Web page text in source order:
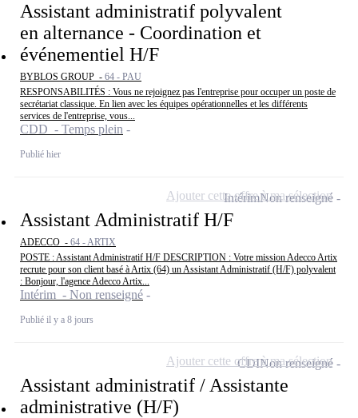
Assistant administratif polyvalent
en alternance - Coordination et
événementiel H/F
BYBLOS GROUP - 64 - PAU
RESPONSABILITÉS : Vous ne rejoignez pas l'entreprise pour occuper un poste de
secrétariat classique. En lien avec les équipes opérationnelles et les différents
services de l'entreprise, vous...
CDD - Temps plein
Publié hier
Assistant Administratif H/F
ADECCO - 64 - ARTIX
POSTE : Assistant Administratif H/F DESCRIPTION : Votre mission Adecco Artix
recrute pour son client basé à Artix (64) un Assistant Administratif (H/F) polyvalent
: Bonjour, l'agence Adecco Artix...
Intérim - Non renseigné
Publié il y a 8 jours
IntérimNon renseigné
Ajouter cette offre à ma sélection
Assistant administratif / Assistante
administrative (H/F)
CDINon renseigné
Ajouter cette offre à ma sélection